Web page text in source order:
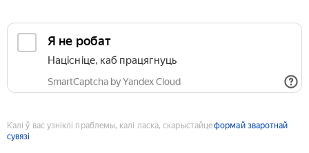
Я не робат
Націсніце, каб працягнуць
SmartCaptcha by Yandex Cloud
Калі ў вас узніклі праблемы, калі ласка, скарыстайцеформай зваротнай
сувязі